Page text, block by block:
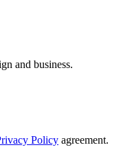
and business.
Policy agreement.